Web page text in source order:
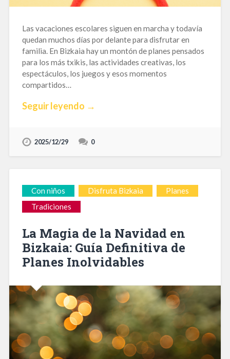
Las vacaciones escolares siguen en marcha y todavía
quedan muchos días por delante para disfrutar en
familia. En Bizkaia hay un montón de planes pensados
para los más txikis, las actividades creativas, los
espectáculos, los juegos y esos momentos
compartidos…
Seguir leyendo →
2025/12/29 0
Con niños Disfruta Bizkaia
Planes
Tradiciones
La Magia de la Navidad en
Bizkaia: Guía Definitiva de
Planes Inolvidables